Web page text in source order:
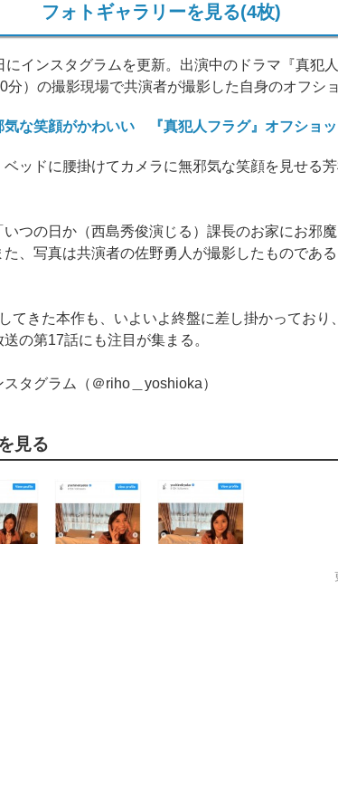
フォトギャラリーを見る(4枚)
インスタグラムを更新。出演中のドラマ『真犯
分）の撮影現場で共演者が撮影した自身のオフシ
気な笑顔がかわいい 『真犯人フラグ』オフショッ
ッドに腰掛けてカメラに無邪気な笑顔を見せる
つの日か（西島秀俊演じる）課長のお家にお邪
、写真は共演者の佐野勇人が撮影したものであ
てきた本作も、いよいよ終盤に差し掛かっており
の第17話にも注目が集まる。
タグラム（＠riho＿yoshioka）
見る